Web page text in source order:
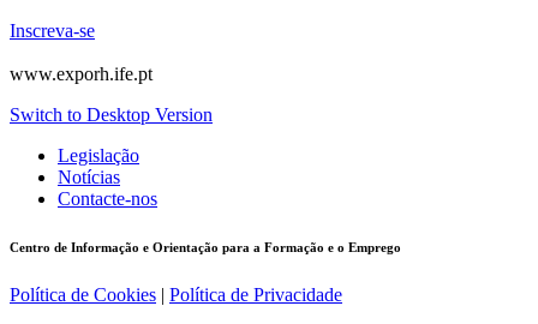
Inscreva-se
www.exporh.ife.pt
Switch to Desktop Version
Legislação
Notícias
Contacte-nos
Centro de Informação e Orientação para a Formação e o Emprego
Política de Cookies | Política de Privacidade